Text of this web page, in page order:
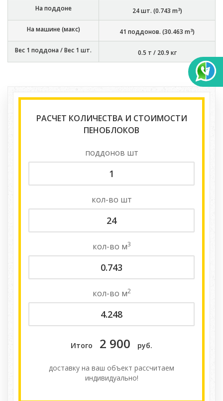
На поддоне 24шт. (0.743 m3)
На машине (макс) 41 поддонов. (30.463 m3)
Вес 1 поддона / Вес 1 шт. 0.5 т / 20.9 кг
РАСЧЕТ КОЛИЧЕСТВА И СТОИМОСТИ
ПЕНОБЛОКОВ
поддонов шт
кол-во шт
кол-во м3
кол-во м2
Итого 2 900 руб.
доставку на ваш объект расcчитаем
индивидуально!